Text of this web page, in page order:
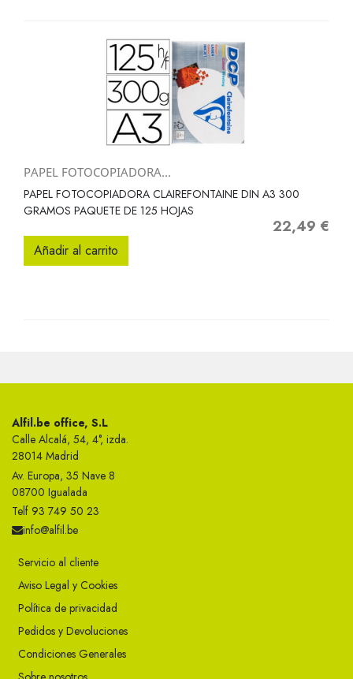
PAPEL FOTOCOPIADORA...
PAPEL FOTOCOPIADORA CLAIREFONTAINE DIN A3 300
GRAMOS PAQUETE DE 125 HOJAS
Precio
22,49 €
Añadir al carrito
Alfil.be office, S.L
Calle Alcalá, 54, 4°, izda.
28014 Madrid
Av. Europa, 35 Nave 8
08700 Igualada
Telf 93 749 50 23
info@alfil.be
Servicio al cliente
Aviso Legal y Cookies
Política de privacidad
Pedidos y Devoluciones
Condiciones Generales